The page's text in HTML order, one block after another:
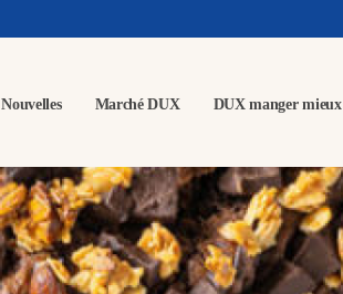
Nouvelles Marché DUX DUX manger mieux